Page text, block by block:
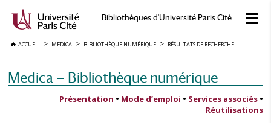
Bibliothèques d'Université Paris Cité
ACCUEIL MEDICA BIBLIOTHÈQUE NUMÉRIQUE RÉSULTATS DE RECHERCHE
Medica — Bibliothèque numérique
Présentation • Mode d’emploi • Services associés •
Réutilisations